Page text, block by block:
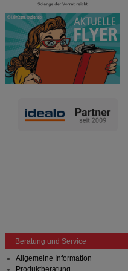
Beratung und Service
Allgemeine Information
Produktberatung